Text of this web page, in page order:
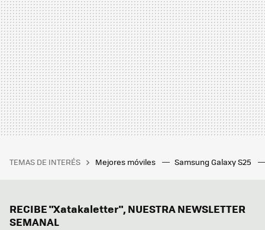
TEMAS DE INTERÉS Mejores móviles Samsung Galaxy S25
RECIBE "Xatakaletter", NUESTRA NEWSLETTER
SEMANAL